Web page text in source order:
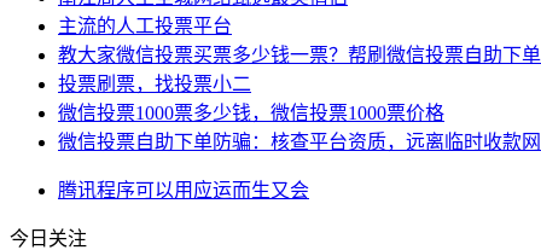
主流的人工投票平台
教大家微信投票买票多少钱一票？帮刷微信投票自助下
投票刷票，找投票小二
微信投票1000票多少钱，微信投票1000票价格
微信投票自助下单防骗：核查平台资质，远离临时收款
腾讯程序可以用 应运而生又会
今日关注